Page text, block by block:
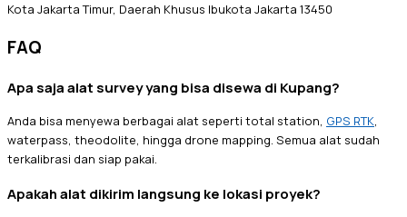
Kota Jakarta Timur, Daerah Khusus Ibukota Jakarta 13450
FAQ
Apa saja alat survey yang bisa disewa di Kupang?
Anda bisa menyewa berbagai alat seperti total station, GPS RTK,
waterpass, theodolite, hingga drone mapping. Semua alat sudah
terkalibrasi dan siap pakai.
Apakah alat dikirim langsung ke lokasi proyek?